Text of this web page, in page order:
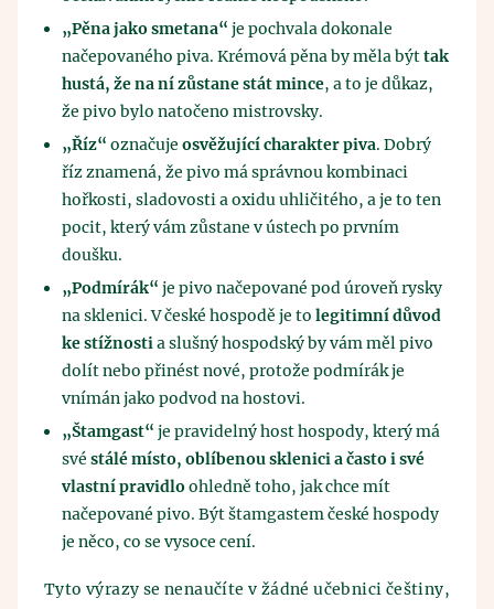
„Pěna jako smetana“ je pochvala dokonale
načepovaného piva. Krémová pěna by měla býttak
hustá, že na ní zůstane stát mince, a to je důkaz,
že pivo bylo natočeno mistrovsky.
„Říz“ označuje osvěžující charakter piva. Dobrý
říz znamená, že pivo má správnou kombinaci
hořkosti, sladovosti a oxidu uhličitého, a je to ten
pocit, který vám zůstane v ústech po prvním
doušku.
„Podmírák“ je pivo načepované pod úroveň rysky
na sklenici. V české hospodě je to legitimní důvod
ke stížnostia slušný hospodský by vám měl pivo
dolít nebo přinést nové, protože podmírák je
vnímán jako podvod na hostovi.
„Štamgast“ je pravidelný host hospody, který má
své stálé místo, oblíbenou sklenici a často i své
vlastní pravidloohledně toho, jak chce mít
načepované pivo. Být štamgastem české hospody
je něco, co se vysoce cení.
Tyto výrazy se nenaučíte v žádné učebnici češtiny,